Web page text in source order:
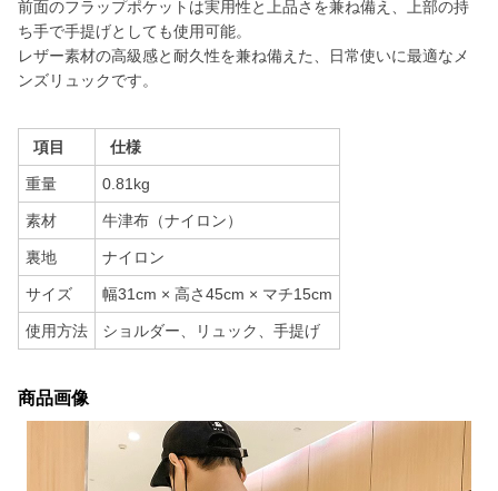
前面のフラップポケットは実用性と上品さを兼ね備え、上部の持
ち手で手提げとしても使用可能。
レザー素材の高級感と耐久性を兼ね備えた、日常使いに最適なメ
ンズリュックです。
項目 仕様
重量 0.81kg
素材 牛津布（ナイロン）
裏地 ナイロン
サイズ 幅31cm × 高さ45cm × マチ15cm
使用方法 ショルダー、リュック、手提げ
商品画像